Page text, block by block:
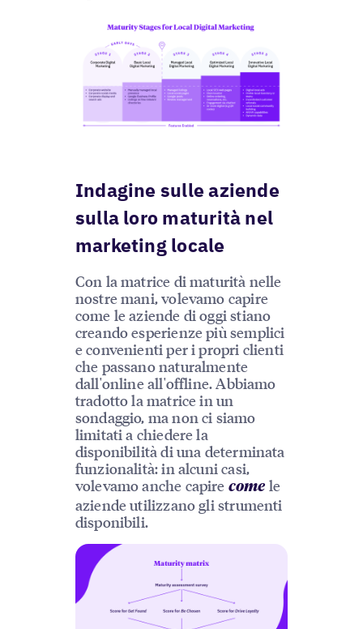
Indagine sulle aziende
sulla loro maturità nel
marketing locale
Con la matrice di maturità nelle
nostre mani, volevamo capire
come le aziende di oggi stiano
creando esperienze più semplici
e convenienti per i propri clienti
che passano naturalmente
dall'online all'offline. Abbiamo
tradotto la matrice in un
sondaggio, ma non ci siamo
limitati a chiedere la
disponibilità di una determinata
funzionalità: in alcuni casi,
volevamo anche capire come le
aziende utilizzano gli strumenti
disponibili.